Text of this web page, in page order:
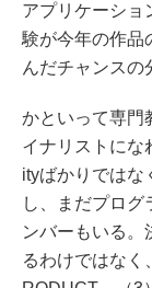
アプリケーショ
験が今年の作品
んだチャンスの
かといって専門
イナリストにな
ityばかりではな
し、まだプログ
ンバーもいる。
るわけではなく